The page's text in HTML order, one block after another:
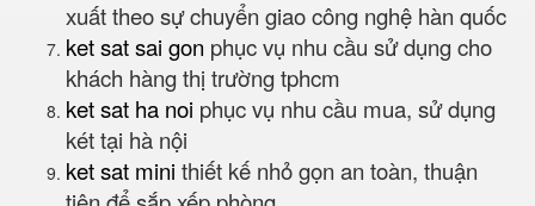
xuất theo sự chuyển giao công nghệ hàn quốc
ket sat sai gon phục vụ nhu cầu sử dụng cho
khách hàng thị trường tphcm
ket sat ha noi phục vụ nhu cầu mua, sử dụng
két tại hà nội
ket sat mini thiết kế nhỏ gọn an toàn, thuận